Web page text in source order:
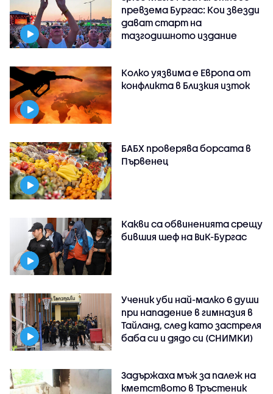
превзема Бургас: Кои звезди
дават старт на
тазгодишното издание
Колко уязвима е Европа от
конфликта в Близкия изток
БАБХ проверява борсата в
Първенец
Какви са обвиненията срещу
бившия шеф на ВиК-Бургас
Ученик уби най-малко 6 души
при нападение в гимназия в
Тайланд, след като застреля
баба си и дядо си (СНИМКИ)
Задържаха мъж за палеж на
кметството в Тръстеник